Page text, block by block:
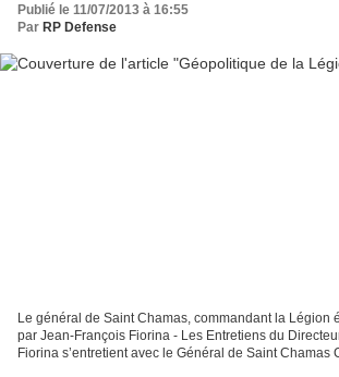
Publié le 11/07/2013 à 16:55
Par RP Defense
Le général de Saint Chamas, commandant la Légion
par Jean-François Fiorina - Les Entretiens du
Fiorina s’entretient avec le Général de Saint Chamas